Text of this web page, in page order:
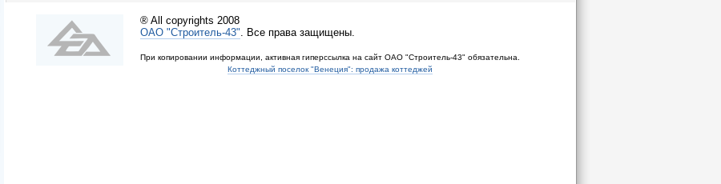
® All copyrights 2008
ОАО "Строитель-43". Все права защищены.
При копировании информации, активная гиперссылка на сайт ОАО "Строитель-43" обязательна.
Коттеджный поселок "Венеция": продажа коттеджей